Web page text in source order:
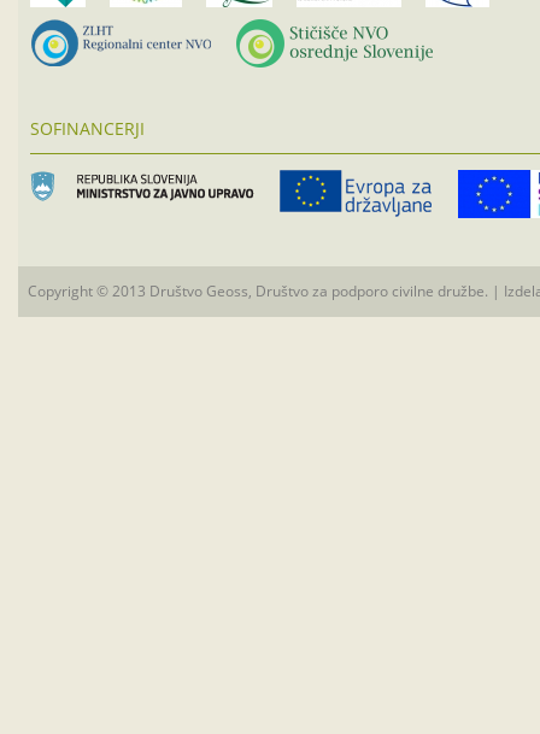
SOFINANCERJI
Copyright © 2013 Društvo Geoss, Društvo za podporo civilne družbe. |